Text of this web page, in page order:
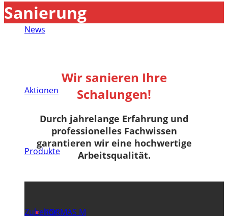
News
Aktionen
Produkte
FORMAS M
Zubehör
Sanierung
Wir sanieren Ihre
Schalungen!
Durch jahrelange Erfahrung und
professionelles Fachwissen
garantieren wir eine hochwertige
Arbeitsqualität.